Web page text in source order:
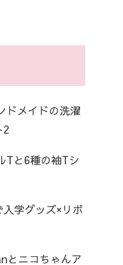
ドメイドの洗濯
2
Tと6種の袖Tシ
学グッズ×リボ
とニコちゃんア